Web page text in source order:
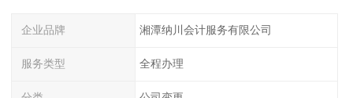
企业品牌 湘潭纳川会计服务有限公司
服务类型 全程办理